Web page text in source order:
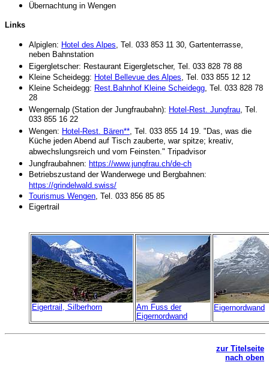
Übernachtung in Wengen
Links
Alpiglen: Hotel des Alpes, Tel. 033 853 11 30, Gartenterrasse,
neben Bahnstation
Eigergletscher: Restaurant Eigergletscher, Tel. 033 828 78 88
Kleine Scheidegg: Hotel Bellevue des Alpes, Tel. 033 855 12 12
Kleine Scheidegg: Rest.Bahnhof Kleine Scheidegg, Tel. 033 828 78
28
Wengernalp (Station der Jungfraubahn): Hotel-Rest. Jungfrau, Tel.
033 855 16 22
Wengen: Hotel-Rest. Bären**, Tel. 033 855 14 19. "Das, was die
Küche jeden Abend auf Tisch zauberte, war spitze; kreativ,
abwechslungsreich und vom Feinsten." Tripadvisor
Jungfraubahnen: https://www.jungfrau.ch/de-ch
Betriebszustand der Wanderwege und Bergbahnen:
https://grindelwald.swiss/
Tourismus Wengen, Tel. 033 856 85 85
Eigertrail
Eigertrail, Silberhorn
Am Fuss der
Eigernordwand
Eigernordwand
zur Titelseite
nach oben